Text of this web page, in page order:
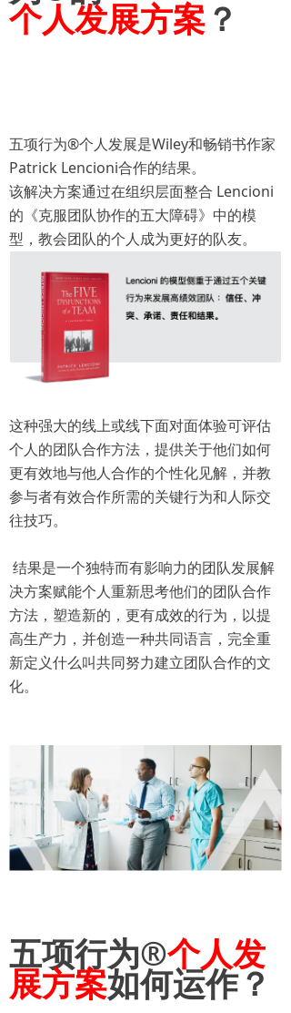
个人发展方案？
五项行为®个人发展是Wiley和畅销书作家
Patrick Lencioni合作的结果。
该解决方案通过在组织层面整合 Lencioni
的《克服团队协作的五大障碍》中的模
型，教会团队的个人成为更好的队友。
这种强大的线上或线下面对面体验可评估
个人的团队合作方法，提供关于他们如何
更有效地与他人合作的个性化见解，并教
参与者有效合作所需的关键行为和人际交
往技巧。
结果是一个独特而有影响力的团队发展解
决方案赋能个人重新思考他们的团队合作
方法，塑造新的，更有成效的行为，以提
高生产力，并创造一种共同语言，完全重
新定义什么叫共同努力建立团队合作的文
化。
五项行为®个人发
展方案如何运作？